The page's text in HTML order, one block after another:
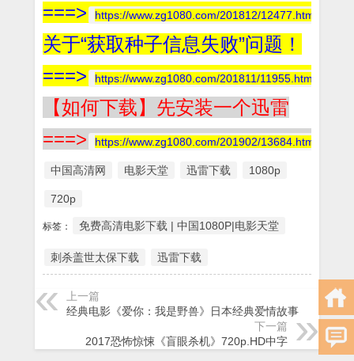
===>
https://www.zg1080.com/201812/12477.html
关于“获取种子信息失败”问题！
===>
https://www.zg1080.com/201811/11955.html
【如何下载】先安装一个迅雷
===>
https://www.zg1080.com/201902/13684.html
中国高清网 电影天堂 迅雷下载 1080p
720p
标签： 免费高清电影下载 | 中国1080P|电影天堂
刺杀盖世太保下载 迅雷下载
上一篇
经典电影《爱你：我是野兽》日本经典爱情故事
下一篇
2017恐怖惊悚《盲眼杀机》720p.HD中字